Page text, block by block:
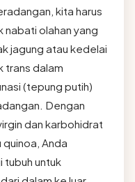
kita harus
nabati olahan yang
jagung atau kedelai
trans dalam
(tepung putih)
Dengan
dan karbohidrat
Anda
untuk